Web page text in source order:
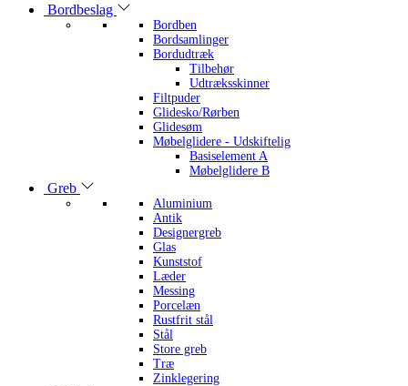
Bordbeslag
Bordben
Bordsamlinger
Bordudtræk
Tilbehør
Udtræksskinner
Filtpuder
Glidesko/Rørben
Glidesøm
Møbelglidere - Udskiftelig
Basiselement A
Møbelglidere B
Greb
Aluminium
Antik
Designergreb
Glas
Kunststof
Læder
Messing
Porcelæn
Rustfrit stål
Stål
Store greb
Træ
Zinklegering